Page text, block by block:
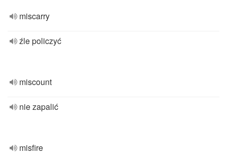
miscarry
źle policzyć
miscount
nie zapalić
misfire